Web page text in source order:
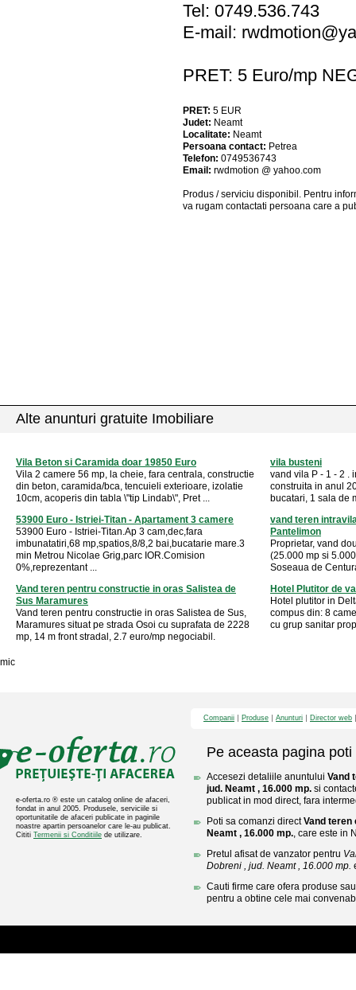
Tel: 0749.536.743
E-mail:
PRET: 5 Euro/mp
PRET: 5 EUR
Judet: Neamt
Localitate: Neamt
Persoana contact: Petrea
Telefon: 0749536743
Email: rwdmotion @ yahoo.com
Produs / serviciu disponibil . Pentru
va rugam contactati persoana care a
Alte anunturi gratuite Imobiliare
Vila Beton si Caramida doar 19850 Euro
Vila 2 camere 56 mp, la cheie, fara centrala, constructie
din beton, caramida/bca, tencuieli exterioare, izolatie
10cm, acoperis din tabla \"tip Lindab\", Pret ...
vila busteni
vand vila P - 1 - 2 .
construita in anul
bucatari, 1 sala de
53900 Euro - Istriei-Titan - Apartament 3 camere
53900 Euro - Istriei-Titan.Ap 3 cam,dec,fara
imbunatatiri,68 mp,spatios,8/8,2 bai,bucatarie mare.3
min Metrou Nicolae Grig,parc IOR.Comision
0%,reprezentant ...
vand teren
Pantelimon
Proprietar, vand
(25.000 mp si
Soseaua de
Vand teren pentru constructie in oras Salistea de
Sus Maramures
Vand teren pentru constructie in oras Salistea de Sus,
Maramures situat pe strada Osoi cu suprafata de 2228
mp, 14 m front stradal, 2.7 euro/mp negociabil.
Hotel Plutitor de
Hotel plutitor in
compus din: 8
cu grup sanitar
mic
e-oferta.ro ® este un catalog online de afaceri,
fondat in anul 2005. Produsele, serviciile si
oportunitatile de afaceri publicate in paginile
noastre apartin persoanelor care le-au publicat.
Cititi Termenii si Conditiile de utilizare.
Companii Produse Anunturi Director web
Pe aceasta pagina poti
Accesezi detaliile anuntului Vand
jud. Neamt , 16.000 mp. si
publicat in mod direct, fara
Poti sa comanzi directVand teren
Neamt , 16.000 mp., care este in
Pretul afisat de vanzator pentru
Dobreni , jud. Neamt , 16.000 mp.
Cauti firme care ofera produse
pentru a obtine cele mai